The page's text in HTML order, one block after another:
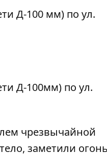
Д-100 мм) по ул.
Д-100мм) по ул.
чрезвычайной
заметили огонь